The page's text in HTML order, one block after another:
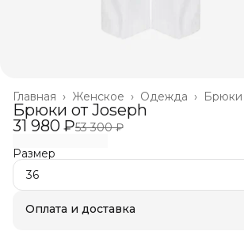
Брюки
Одежда ›
Женское ›
Главная ›
Брюки от Joseph
31 980 ₽53 300 ₽
Размер
36
Оплата и доставка